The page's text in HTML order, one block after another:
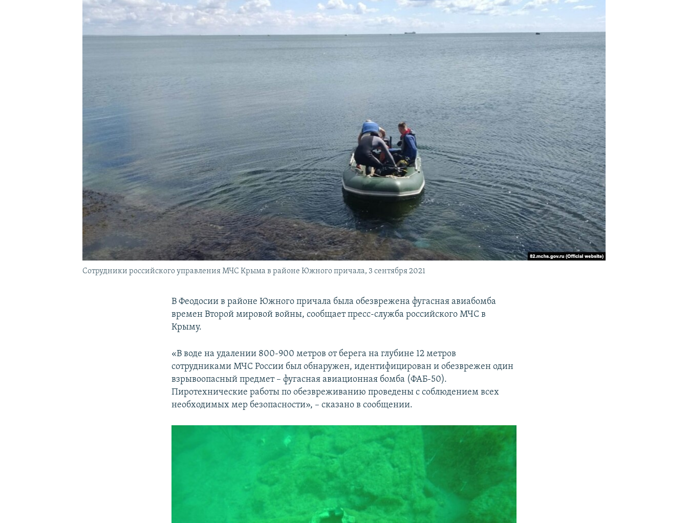
КРЫМ.НЕПОКОРЕННЫЙ
Сотрудники российского управления МЧС Крыма в районе Южного причала, 3 сентября 2021
В Феодосии в районе Южного причала была обезврежена фугасная авиабомба
времен Второй мировой войны, сообщает пресс-служба российского МЧС в
Крыму.
«В воде на удалении 800-900 метров от берега на глубине 12 метров
сотрудниками МЧС России был обнаружен, идентифицирован и обезврежен один
взрывоопасный предмет – фугасная авиационная бомба (ФАБ-50).
Пиротехнические работы по обезвреживанию проведены с соблюдением всех
необходимых мер безопасности», – сказано в сообщении.